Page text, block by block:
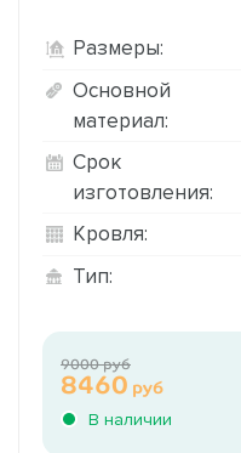
Размеры:
Основной
материал:
Срок
изготовления:
Кровля:
Тип:
В наличии
8460 руб
9000 руб